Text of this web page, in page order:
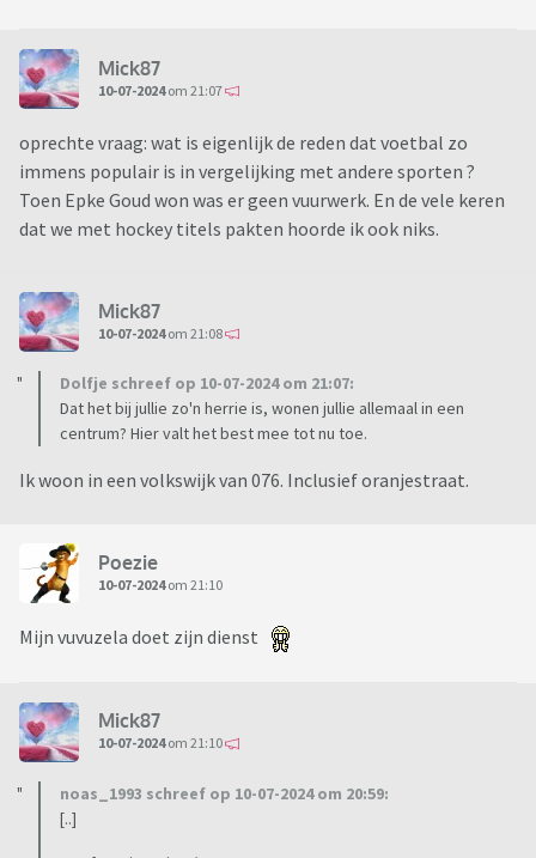
Mick87
10-07-2024om 21:07
oprechte vraag: wat is eigenlijk de reden dat voetbal zo
immens populair is in vergelijking met andere sporten ?
Toen Epke Goud won was er geen vuurwerk. En de vele keren
dat we met hockey titels pakten hoorde ik ook niks.
Mick87
10-07-2024om 21:08
Dolfje schreef op 10-07-2024 om 21:07:
Dat het bij jullie zo'n herrie is, wonen jullie allemaal in een
centrum? Hier valt het best mee tot nu toe.
Ik woon in een volkswijk van 076. Inclusief oranjestraat.
Poezie
10-07-2024om 21:10
Mijn vuvuzela doet zijn dienst
Mick87
10-07-2024om 21:10
noas_1993 schreef op 10-07-2024 om 20:59:
[..]